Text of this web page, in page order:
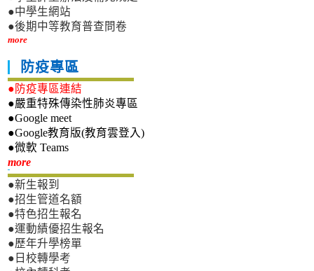
●中學生網站
●後期中等教育普查問卷
more
防疫專區
●防疫專區連結
●嚴重特殊傳染性肺炎專區
●Google meet
●Google教育版(教育雲登入)
●微軟 Teams
more新生專區
●新生報到
●招生管道名額
●特色招生報名
●運動績優招生報名
●歷年升學榜單
●日校轉學考